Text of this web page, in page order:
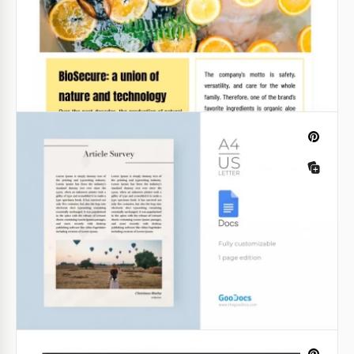
Benefici dell'articolo sulla corsa
Sei appassionato di sport? Il running è una delle tue
attività preferite? Scrivi un articolo al riguardo!
Google Slides